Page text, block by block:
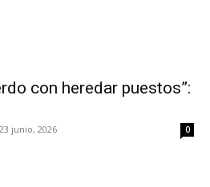
con heredar puestos”:
23 junio, 2026 0